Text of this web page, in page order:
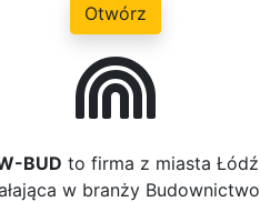
Otwórz
BUD to firma z miasta Łódź
w branży Budownictwo